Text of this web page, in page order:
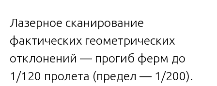
Лазерное сканирование
фактических геометрических
отклонений — прогиб ферм до
1/120 пролета (предел — 1/200).